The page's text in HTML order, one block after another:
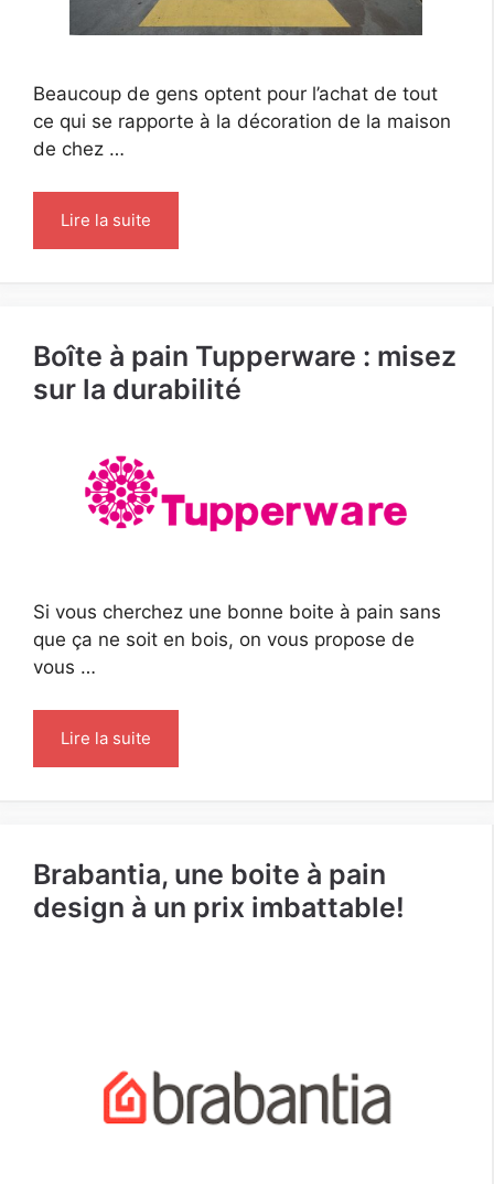
Beaucoup de gens optent pour l’achat de tout
ce qui se rapporte à la décoration de la maison
de chez …
Lire la suite
Boîte à pain Tupperware : misez
sur la durabilité
Si vous cherchez une bonne boite à pain sans
que ça ne soit en bois, on vous propose de
vous …
Lire la suite
Brabantia, une boite à pain
design à un prix imbattable!